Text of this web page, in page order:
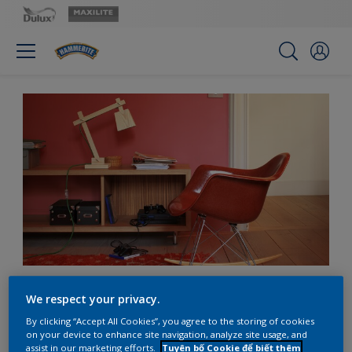
Bạn cảm thấy lạnh? Hãy
để màu đỏ sưởi ấm bạn
We respect your privacy.
By clicking “Accept All Cookies”, you agree to the storing of cookies
on your device to enhance site navigation, analyze site usage, and
assist in our marketing efforts.
Tuyên bố Cookie để biết thêm